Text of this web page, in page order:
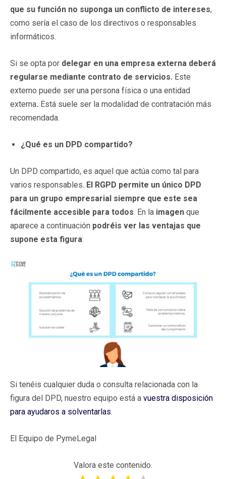
que su función no suponga un conflicto de intereses,
como sería el caso de los directivos o responsables
informáticos.
Si se opta por delegar en una empresa externa deberá
regularse mediante contrato de servicios. Este
externo puede ser una persona física o una entidad
externa. Está suele ser la modalidad de contratación más
recomendada.
¿Qué es un DPD compartido?
Un DPD compartido, es aquel que actúa como tal para
varios responsables. El RGPD permite un único DPD
para un grupo empresarial siempre que este sea
fácilmente accesible para todos. En la imagen que
aparece a continuación podréis ver las ventajas que
supone esta figura:
Si tenéis cualquier duda o consulta relacionada con la
figura del DPD, nuestro equipo está a vuestra disposición
para ayudaros a solventarlas.
El Equipo de PymeLegal
Valora este contenido.